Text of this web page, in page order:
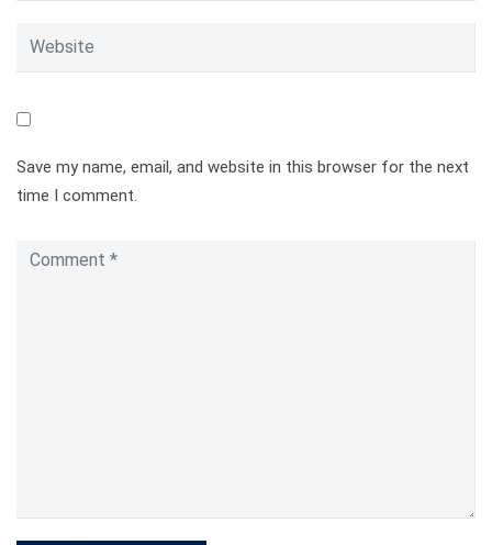
Save my name, email, and website in this browser for the next
time I comment.